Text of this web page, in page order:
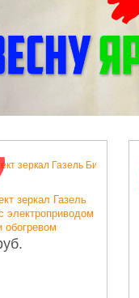
Брызговик
«Волки серебро»